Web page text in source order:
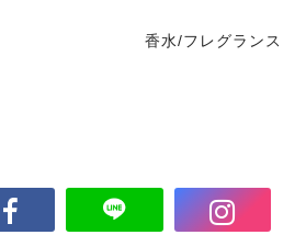
香水/フレグランス